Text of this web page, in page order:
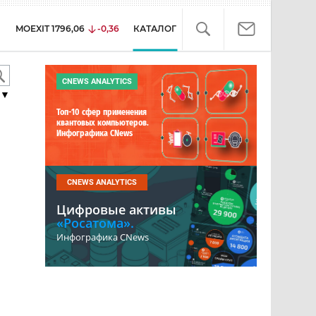
MOEXIT 1796,06 -0,36 КАТАЛОГ
▼
CNEWS ANALYTICS
Топ-10 сфер применения
квантовых компьютеров.
Инфографика CNews
CNEWS ANALYTICS
Цифровые активы
«Росатома».
Инфографика CNews